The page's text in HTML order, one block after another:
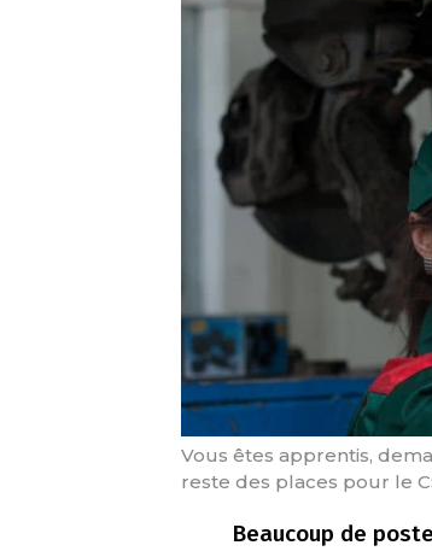
Vous êtes apprentis,
reste des places pour le
Beaucoup de